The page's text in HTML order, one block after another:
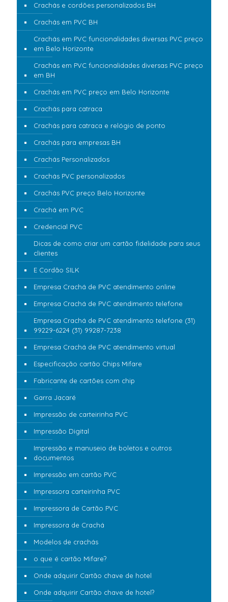
Crachás e cordões personalizados BH
Crachás em PVC BH
Crachás em PVC funcionalidades diversas PVC preço
em Belo Horizonte
Crachás em PVC funcionalidades diversas PVC preço
em BH
Crachás em PVC preço em Belo Horizonte
Crachás para catraca
Crachás para catraca e relógio de ponto
Crachás para empresas BH
Crachás Personalizados
Crachás PVC personalizados
Crachás PVC preço Belo Horizonte
Crachá em PVC
Credencial PVC
Dicas de como criar um cartão fidelidade para seus
clientes
E Cordão SILK
Empresa Crachá de PVC atendimento online
Empresa Crachá de PVC atendimento telefone
Empresa Crachá de PVC atendimento telefone (31)
99229-6224 (31) 99287-7238
Empresa Crachá de PVC atendimento virtual
Especificação cartão Chips Mifare
Fabricante de cartões com chip
Garra Jacaré
Impressão de carteirinha PVC
Impressão Digital
Impressão e manuseio de boletos e outros
documentos
Impressão em cartão PVC
Impressora carteirinha PVC
Impressora de Cartão PVC
Impressora de Crachá
Modelos de crachás
o que é cartão Mifare?
Onde adquirir Cartão chave de hotel
Onde adquirir Cartão chave de hotel?